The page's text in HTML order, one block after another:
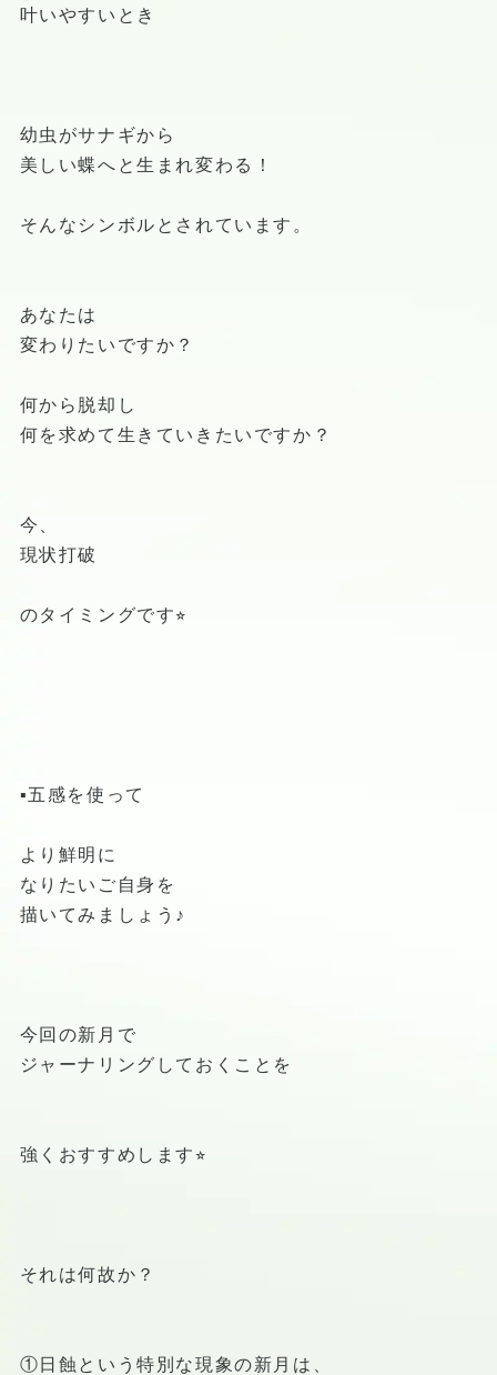
叶いやすいとき
幼虫がサナギから
美しい蝶へと生まれ変わる！
そんなシンボルとされています。
あなたは
変わりたいですか？
何から脱却し
何を求めて生きていきたいですか？
今、
現状打破
のタイミングです⭐︎
▪️五感を使って
より鮮明に
なりたいご自身を
描いてみましょう♪
今回の新月で
ジャーナリングしておくことを
強くおすすめします⭐︎
それは何故か？
①日蝕という特別な現象の新月は、